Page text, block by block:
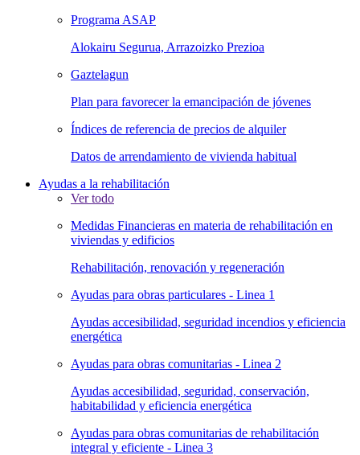
Programa ASAP
Alokairu Segurua, Arrazoizko Prezioa
Gaztelagun
Plan para favorecer la emancipación de jóvenes
Índices de referencia de precios de alquiler
Datos de arrendamiento de vivienda habitual
Ayudas a la rehabilitación
Ver todo
Medidas Financieras en materia de rehabilitación en
viviendas y edificios
Rehabilitación, renovación y regeneración
Ayudas para obras particulares - Linea 1
Ayudas accesibilidad, seguridad incendios y eficiencia
energética
Ayudas para obras comunitarias - Linea 2
Ayudas accesibilidad, seguridad, conservación,
habitabilidad y eficiencia energética
Ayudas para obras comunitarias de rehabilitación
integral y eficiente - Linea 3